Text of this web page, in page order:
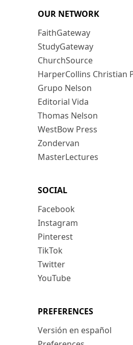
OUR NETWORK
FaithGateway
StudyGateway
ChurchSource
HarperCollins Christian
Grupo Nelson
Editorial Vida
Thomas Nelson
WestBow Press
Zondervan
MasterLectures
SOCIAL
Facebook
Instagram
Pinterest
TikTok
Twitter
YouTube
PREFERENCES
Versión en español